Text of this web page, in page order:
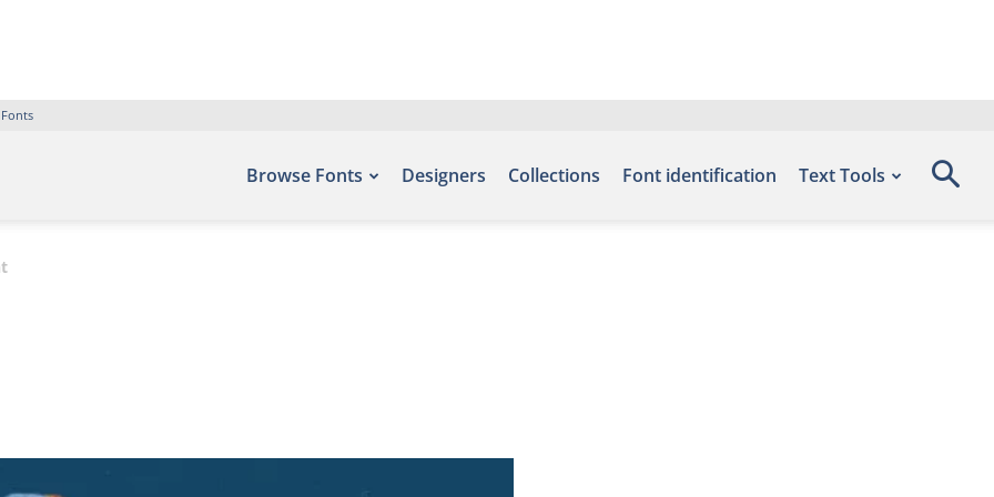
Browse Fonts Designers Collections Font identification Text Tools